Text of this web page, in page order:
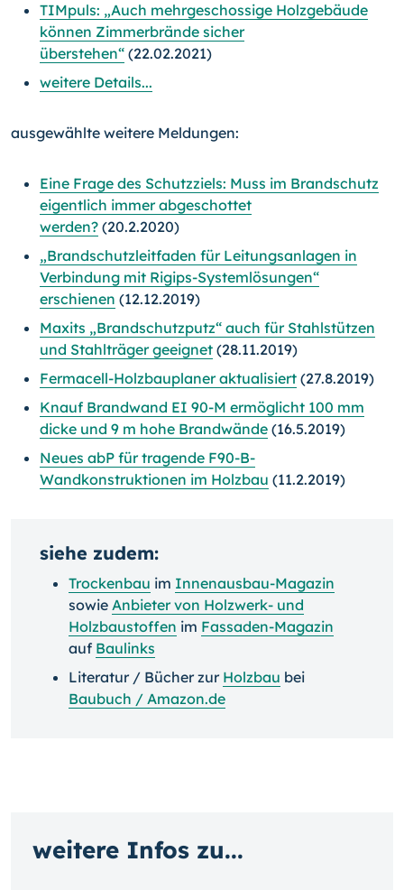
TIMpuls: „Auch mehrgeschossige Holzgebäude
können Zimmerbrände sicher
überstehen“ (22.02.2021)
weitere Details...
ausgewählte weitere Meldungen:
Eine Frage des Schutzziels: Muss im Brandschutz
eigentlich immer abgeschottet
werden? (20.2.2020)
„Brandschutzleitfaden für Leitungsanlagen in
Verbindung mit Rigips-Systemlösungen“
erschienen (12.12.2019)
Maxits „Brandschutzputz“ auch für Stahlstützen
und Stahlträger geeignet (28.11.2019)
Fermacell-Holzbauplaner aktualisiert (27.8.2019)
Knauf Brandwand EI 90-M ermöglicht 100 mm
dicke und 9 m hohe Brandwände (16.5.2019)
Neues abP für tragende F90-B-
Wandkonstruktionen im Holzbau (11.2.2019)
siehe zudem:
Trockenbau im Innenausbau-Magazin
sowie Anbieter von Holzwerk- und
Holzbaustoffen im Fassaden-Magazin
auf Baulinks
Literatur / Bücher zur Holzbau bei
Baubuch / Amazon.de
weitere Infos zu...